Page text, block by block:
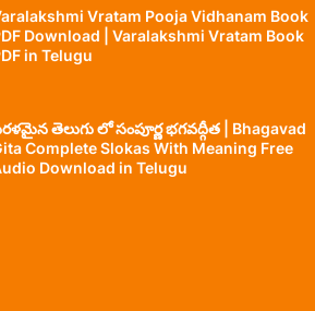
Vratam Pooja Vidhanam Book
Download | Varalakshmi Vratam Book
in Telugu
తెలుగు లో సంపూర్ణ భగవద్గీత | Bhagavad
Complete Slokas With Meaning Free
Download in Telugu